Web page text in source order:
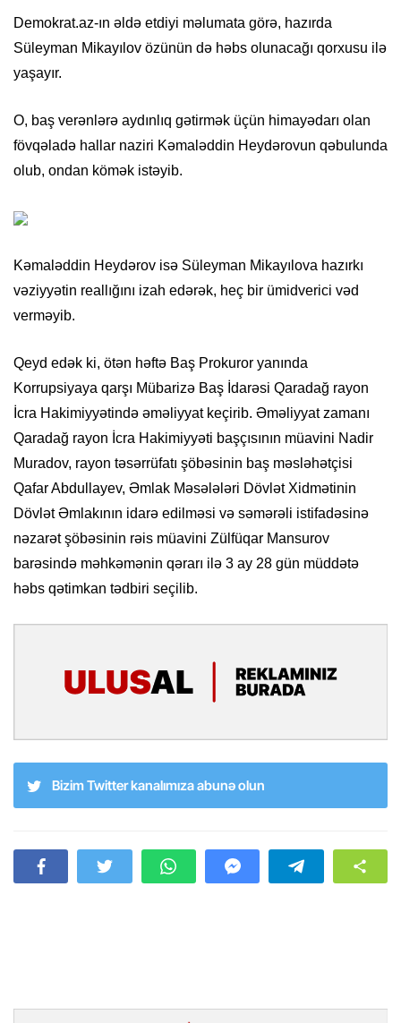
Demokrat.az-ın əldə etdiyi məlumata görə, hazırda
Süleyman Mikayılov özünün də həbs olunacağı qorxusu ilə
yaşayır.
O, baş verənlərə aydınlıq gətirmək üçün himayədarı olan
fövqəladə hallar naziri Kəmaləddin Heydərovun qəbulunda
olub, ondan kömək istəyib.
Kəmaləddin Heydərov isə Süleyman Mikayılova hazırkı
vəziyyətin reallığını izah edərək, heç bir ümidverici vəd
verməyib.
Qeyd edək ki, ötən həftə Baş Prokuror yanında
Korrupsiyaya qarşı Mübarizə Baş İdarəsi Qaradağ rayon
İcra Hakimiyyətində əməliyyat keçirib. Əməliyyat zamanı
Qaradağ rayon İcra Hakimiyyəti başçısının müavini Nadir
Muradov, rayon təsərrüfatı şöbəsinin baş məsləhətçisi
Qafar Abdullayev, Əmlak Məsələləri Dövlət Xidmətinin
Dövlət Əmlakının idarə edilməsi və səmərəli istifadəsinə
nəzarət şöbəsinin rəis müavini Zülfüqar Mansurov
barəsində məhkəmənin qərarı ilə 3 ay 28 gün müddətə
həbs qətimkan tədbiri seçilib.
Bizim Twitter kanalımıza abunə olun